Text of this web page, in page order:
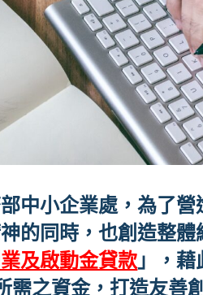
中小企業處，為了
的同時，也創造整
及啟動金貸款 」，
需之資金，打造友善